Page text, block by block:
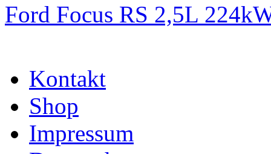
Ford Focus RS 2,5L
Kontakt
Shop
Impressum